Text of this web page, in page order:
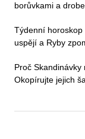
borůvkami a
Týdenní
uspějí a Ryby
Proč
Okopírujte jejich